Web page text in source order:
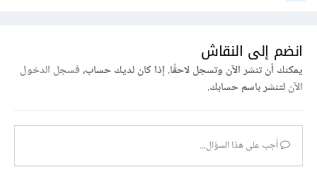
انضم إلى النقاش
يمكنك أن تنشر الآن وتسجل لاحقًا. إذا كان لديك حساب،فسجل الدخول
الآنلتنشر باسم حسابك.
أجب على هذا السؤال...